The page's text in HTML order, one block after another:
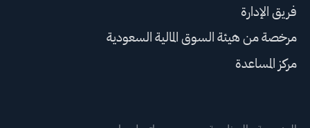
فريق الإدارة
مرخصة من هيئة السوق المالية السعودية
مركز المساعدة